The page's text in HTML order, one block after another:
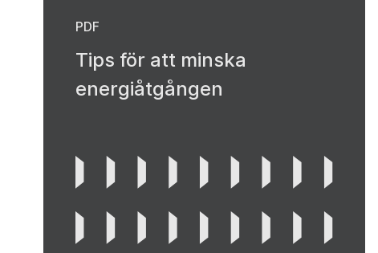
PDF
Tips för att minska
energiåtgången